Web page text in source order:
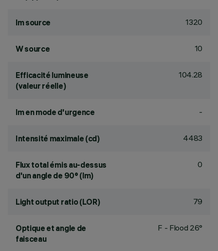
lm source 1320
W source 10
Efficacité lumineuse
(valeur réelle)
104.28
lm en mode d'urgence -
Intensité maximale (cd) 4483
Flux total émis au-dessus
d'un angle de 90° (lm)
0
Light output ratio (LOR) 79
Optique et angle de
faisceau
F - Flood 26°